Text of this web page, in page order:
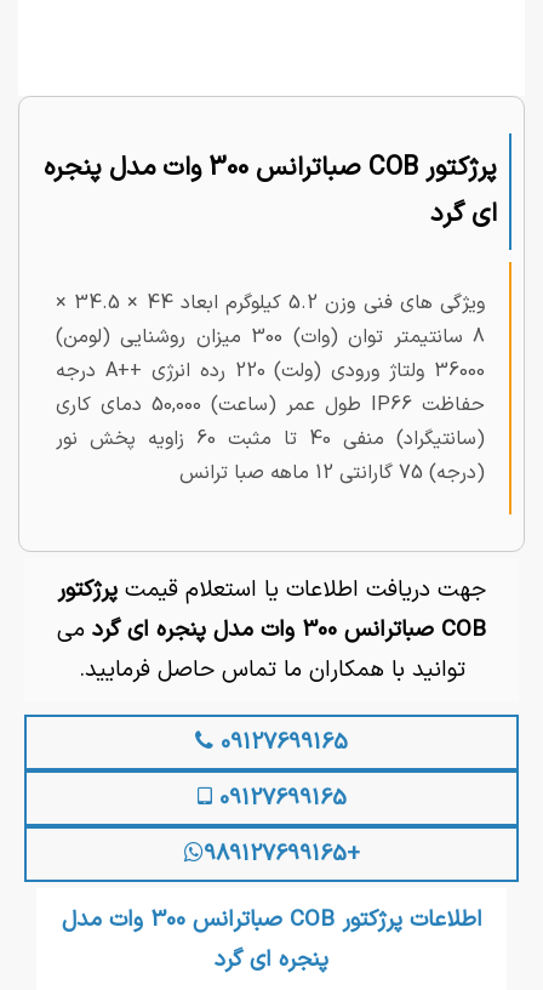
پرژکتور COB صباترانس 300 وات مدل پنجره
ای گرد
ویژگی های فنی وزن 5.2 کیلوگرم ابعاد 44 × 34.5 ×
8 سانتیمتر توان (وات) 300 میزان روشنایی (لومن)
36000 ولتاژ ورودی (ولت) 220 رده انرژی ++A درجه
حفاظت IP66 طول عمر (ساعت) 50,000 دمای کاری
(سانتیگراد) منفی 40 تا مثبت 60 زاویه پخش نور
(درجه) 75 گارانتی 12 ماهه صبا ترانس
جهت دریافت اطلاعات یا استعلام قیمت پرژکتور
COB صباترانس 300 وات مدل پنجره ای گرد
می
توانید با همکاران ما تماس حاصل فرمایید.
09127699165
09127699165
+989127699165
اطلاعات پرژکتور COB صباترانس 300 وات مدل
پنجره ای گرد